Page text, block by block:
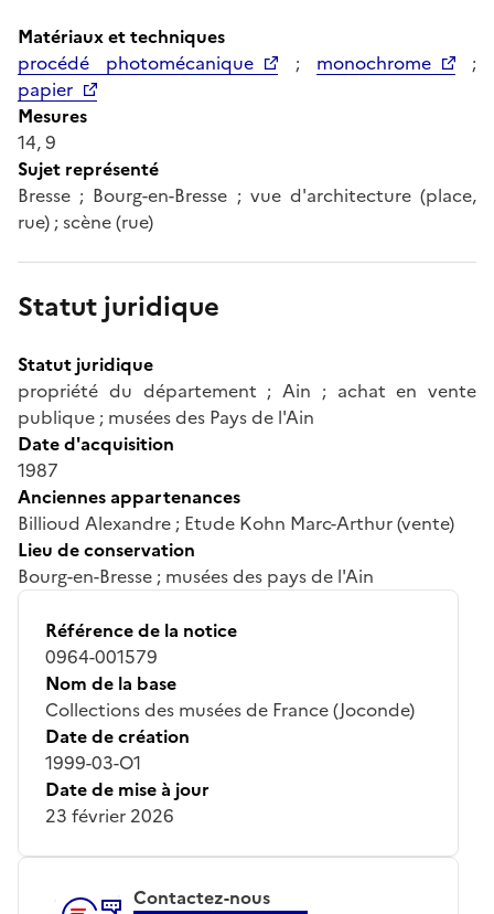
Matériaux et techniques
procédé photomécanique
; monochrome
;
papier
Mesures
14, 9
Sujet représenté
Bresse ; Bourg-en-Bresse ; vue d'architecture (place,
rue) ; scène (rue)
Statut juridique
Statut juridique
propriété du département ; Ain ; achat en vente
publique ; musées des Pays de l'Ain
Date d'acquisition
1987
Anciennes appartenances
Billioud Alexandre ; Etude Kohn Marc-Arthur (vente)
Lieu de conservation
Bourg-en-Bresse ; musées des pays de l'Ain
Référence de la notice
0964-001579
Nom de la base
Collections des musées de France (Joconde)
Date de création
1999-03-O1
Date de mise à jour
23 février 2026
Contactez-nous